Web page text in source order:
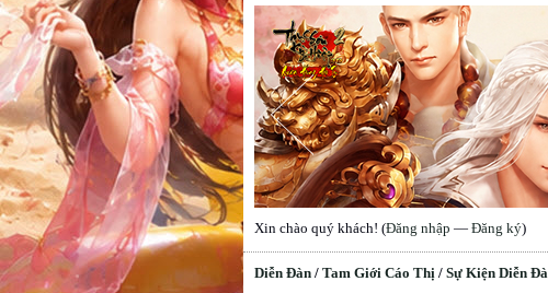
Xin chào quý khách! (Đăng nhập — Đăng ký)
Diễn Đàn / Tam Giới Cáo Thị / Sự Kiện Diễn